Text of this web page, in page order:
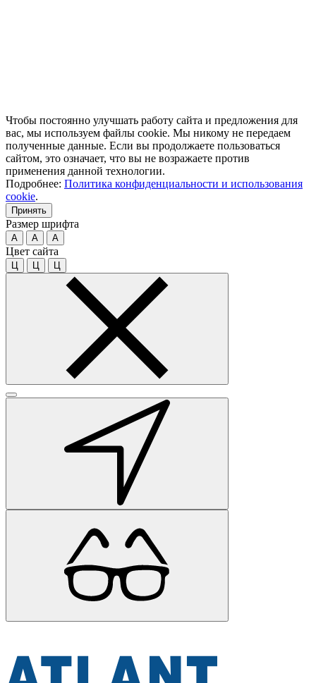
Чтобы постоянно улучшать работу сайта и предложения для
вас, мы используем файлы cookie. Мы никому не передаем
полученные данные. Если вы продолжаете пользоваться
сайтом, это означает, что вы не возражаете против
применения данной технологии.
Подробнее: Политика конфиденциальности и использования
cookie.
Принять
Размер шрифта
A A A
Цвет сайта
Ц Ц Ц